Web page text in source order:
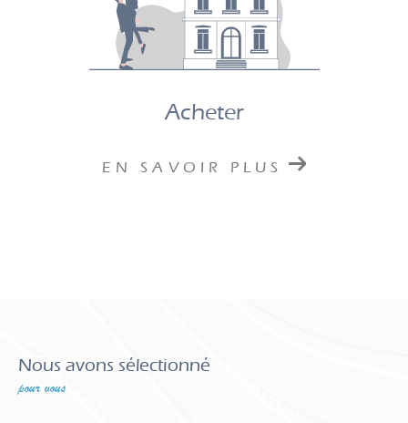
Acheter
EN SAVOIR PLUS
Nous avons sélectionné
pour vous